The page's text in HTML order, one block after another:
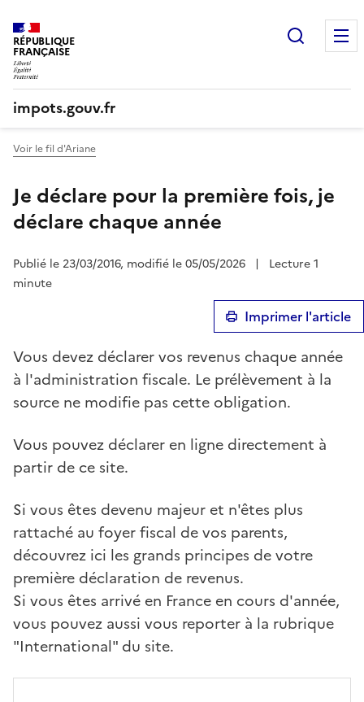
RÉPUBLIQUE
FRANÇAISE
impots.gouv.fr
Voir le fil d'Ariane
Je déclare pour la première fois, je
déclare chaque année
Publié le 23/03/2016, modifié le 05/05/2026 |
Lecture 1
minute
Imprimer l'article
Vous devez déclarer vos revenus chaque année
à l'administration fiscale. Le prélèvement à la
source ne modifie pas cette obligation.
Vous pouvez déclarer en ligne directement à
partir de ce site.
Si vous êtes devenu majeur et n'êtes plus
rattaché au foyer fiscal de vos parents,
découvrez ici les grands principes de votre
première déclaration de revenus.
Si vous êtes arrivé en France en cours d'année,
vous pouvez aussi vous reporter à la rubrique
"International" du site.